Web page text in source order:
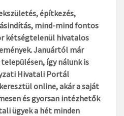
építkezés,
mind-mind fontos
kétségtelenül hivatalos
Januártól már
így nálunk is
Hivatali Portál
online, akár a saját
és gyorsan intézhetők
ügyek a hét minden